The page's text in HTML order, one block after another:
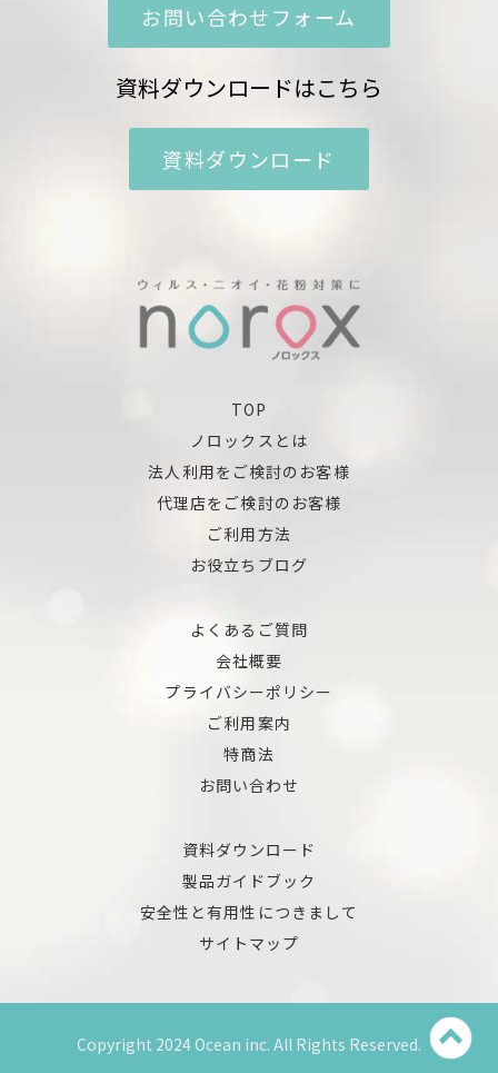
お問い合わせフォーム
資料ダウンロードはこちら
資料ダウンロード
TOP
ノロックスとは
法人利用をご検討のお客様
代理店をご検討のお客様
ご利用方法
お役立ちブログ
よくあるご質問
会社概要
プライバシーポリシー
ご利用案内
特商法
お問い合わせ
資料ダウンロード
製品ガイドブック
安全性と有用性につきまして
サイトマップ
Copyright 2024 Ocean inc. All Rights Reserved.